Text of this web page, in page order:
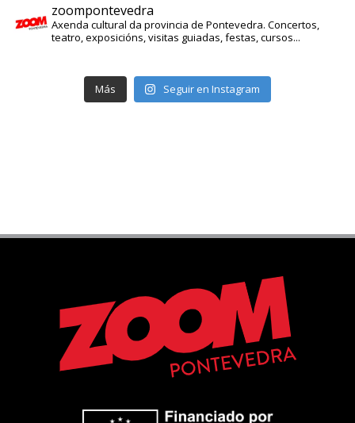
zoompontevedra
Axenda cultural da provincia de Pontevedra. Concertos,
teatro, exposicións, visitas guiadas, festas, cursos...
Más Seguir en Instagram